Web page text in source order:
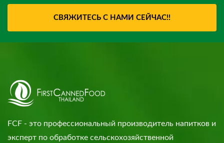
СВЯЖИТЕСЬ С НАМИ СЕЙЧАС!!
FCF - это профессиональный производитель напитков и
эксперт по обработке сельскохозяйственной